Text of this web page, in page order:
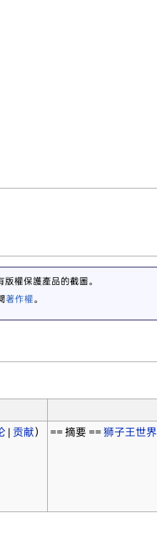
權保護產品的截圖。
著作權。
| 贡献） == 摘要 ==狮子王世界